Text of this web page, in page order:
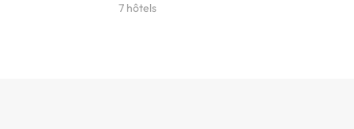
7 hôtels